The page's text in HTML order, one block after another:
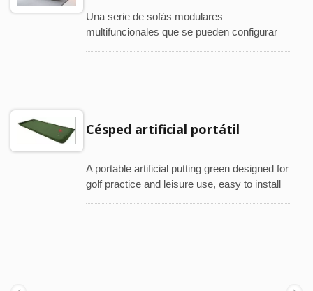
Una serie de sofás modulares
multifuncionales que se pueden configurar
Césped artificial portátil
A portable artificial putting green designed for
golf practice and leisure use, easy to install